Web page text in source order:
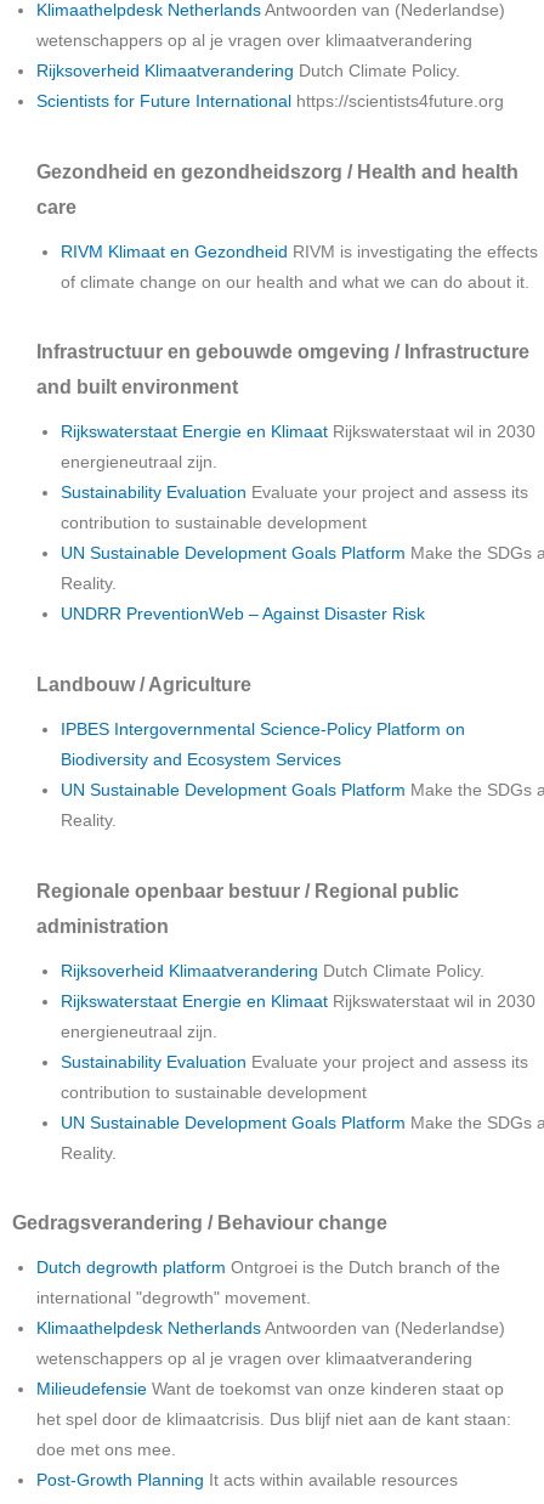
Klimaathelpdesk Netherlands Antwoorden van (Nederlandse)
wetenschappers op al je vragen over klimaatverandering
Rijksoverheid Klimaatverandering Dutch Climate Policy.
Scientists for Future International https://scientists4future.org
Gezondheid en gezondheidszorg / Health and health
care
RIVM Klimaat en Gezondheid RIVM is investigating the effects
of climate change on our health and what we can do about it.
Infrastructuur en gebouwde omgeving / Infrastructure
and built environment
Rijkswaterstaat Energie en Klimaat Rijkswaterstaat wil in 2030
energieneutraal zijn.
Sustainability Evaluation Evaluate your project and assess its
contribution to sustainable development
UN Sustainable Development Goals Platform Make the SDGs
Reality.
UNDRR PreventionWeb – Against Disaster Risk
Landbouw / Agriculture
IPBES Intergovernmental Science-Policy Platform on
Biodiversity and Ecosystem Services
UN Sustainable Development Goals Platform Make the SDGs
Reality.
Regionale openbaar bestuur / Regional public
administration
Rijksoverheid Klimaatverandering Dutch Climate Policy.
Rijkswaterstaat Energie en Klimaat Rijkswaterstaat wil in 2030
energieneutraal zijn.
Sustainability Evaluation Evaluate your project and assess its
contribution to sustainable development
UN Sustainable Development Goals Platform Make the SDGs
Reality.
Gedragsverandering / Behaviour change
Dutch degrowth platform Ontgroei is the Dutch branch of the
international "degrowth" movement.
Klimaathelpdesk Netherlands Antwoorden van (Nederlandse)
wetenschappers op al je vragen over klimaatverandering
Milieudefensie Want de toekomst van onze kinderen staat op
het spel door de klimaatcrisis. Dus blijf niet aan de kant staan:
doe met ons mee.
Post-Growth Planning It acts within available resources